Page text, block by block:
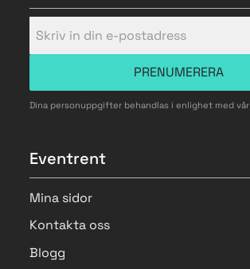
PRENUMERERA
Dina personuppgifter behandlas i enlighet med vår
Eventrent
Mina sidor
Kontakta oss
Blogg